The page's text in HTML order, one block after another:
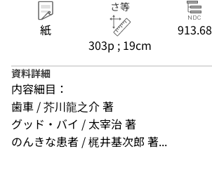
紙
さ等
303p ; 19cm
913.68
資料詳細
内容細目：
歯車 / 芥川龍之介 著
グッド・バイ / 太宰治 著
のんきな患者 / 梶井基次郎 著...